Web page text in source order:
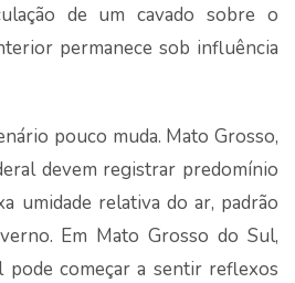
de um cavado sobre o
permanece sob influência
pouco muda. Mato Grosso,
devem registrar predomínio
umidade relativa do ar, padrão
Em Mato Grosso do Sul,
pode começar a sentir reflexos